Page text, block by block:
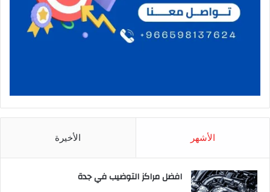
الأشهر الأخيرة
افضل مراكز التوضيب في جدة